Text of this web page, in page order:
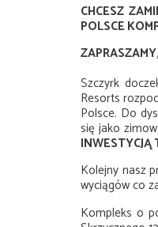
CHCESZ
POLSCE
Szczyrk
Resorts
Polsce. Do
się jako
Kolejny nasz
wyciągów co
Kompleks o